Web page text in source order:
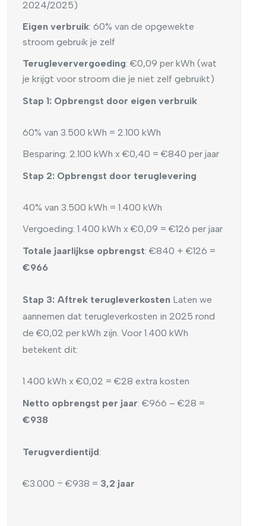
2024/2025)
Eigen verbruik: 60% van de opgewekte
stroom gebruik je zelf
Terugleververgoeding: €0,09 per kWh (wat
je krijgt voor stroom die je niet zelf gebruikt)
Stap 1: Opbrengst door eigen verbruik
60% van 3.500 kWh = 2.100 kWh
Besparing: 2.100 kWh x €0,40 = €840 per jaar
Stap 2: Opbrengst door teruglevering
40% van 3.500 kWh = 1.400 kWh
Vergoeding: 1.400 kWh x €0,09 = €126 per jaar
Totale jaarlijkse opbrengst: €840 + €126 =
€966
Stap 3: Aftrek terugleverkosten Laten we
aannemen dat terugleverkosten in 2025 rond
de €0,02 per kWh zijn. Voor 1.400 kWh
betekent dit:
1.400 kWh x €0,02 = €28 extra kosten
Netto opbrengst per jaar: €966 – €28 =
€938
Terugverdientijd:
€3.000 ÷ €938 = 3,2 jaar